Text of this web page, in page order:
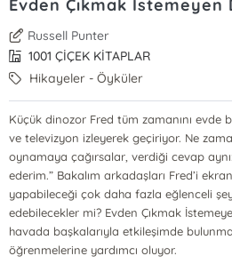
Evden Çıkmak İstemeyen
Russell Punter
1001 ÇİÇEK KİTAPLAR
Hikayeler - Öyküler
Küçük dinozor Fred tüm zamanını evde
ve televizyon izleyerek geçiriyor. Ne
oynamaya çağırsalar, verdiği cevap
ederim.” Bakalım arkadaşları Fred’i
yapabileceği çok daha fazla eğlenceli
edebilecekler mi? Evden Çıkmak
havada başkalarıyla etkileşimde
öğrenmelerine yardımcı oluyor.